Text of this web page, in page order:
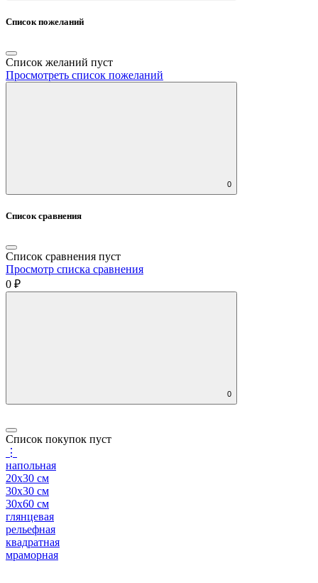
Список пожеланий
Список желаний пуст
Просмотреть список пожеланий
0
Список сравнения
Список сравнения пуст
Просмотр списка сравнения
0 ₽
0
Список покупок пуст
⋮
напольная
20x30 см
30x30 см
30x60 см
глянцевая
рельефная
квадратная
мраморная